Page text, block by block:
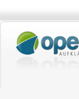
springen